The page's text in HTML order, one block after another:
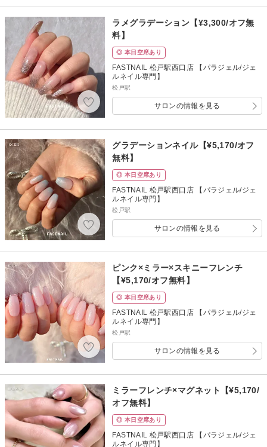
ラメグラデーション【¥3,300/オフ無
料】
◎ 本日空席あり
FASTNAIL 松戸駅西口店 【パラジェル/ジェ
ルネイル専門】
松戸駅
サロンの情報を見る
グラデーションネイル【¥5,170/オフ
無料】
◎ 本日空席あり
FASTNAIL 松戸駅西口店 【パラジェル/ジェ
ルネイル専門】
松戸駅
サロンの情報を見る
ピンク×ミラー×スキニーフレンチ
【¥5,170/オフ無料】
◎ 本日空席あり
FASTNAIL 松戸駅西口店 【パラジェル/ジェ
ルネイル専門】
松戸駅
サロンの情報を見る
ミラーフレンチ×マグネット【¥5,170/
オフ無料】
◎ 本日空席あり
FASTNAIL 松戸駅西口店 【パラジェル/ジェ
ルネイル専門】